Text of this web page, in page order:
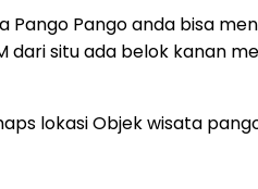
Pango anda bisa
situ ada belok kanan
lokasi Objek wisata